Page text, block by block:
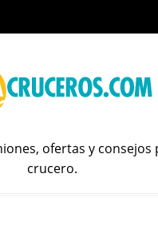
ofertas y consejos
crucero.